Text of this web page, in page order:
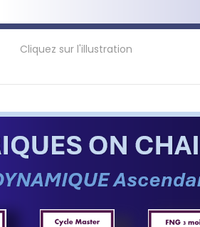
Cliquez sur l'illustration